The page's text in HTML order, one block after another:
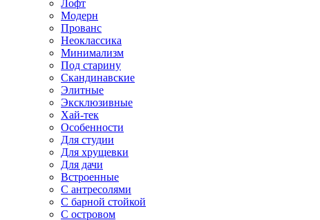
Лофт
Модерн
Прованс
Неоклассика
Минимализм
Под старину
Скандинавские
Элитные
Эксклюзивные
Хай-тек
Особенности
Для студии
Для хрущевки
Для дачи
Встроенные
С антресолями
С барной стойкой
С островом